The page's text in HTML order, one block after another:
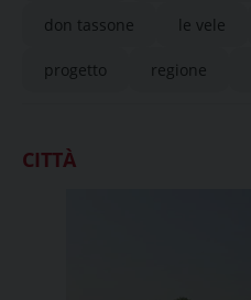
don tassone le vele
progetto regione
CITTÀ